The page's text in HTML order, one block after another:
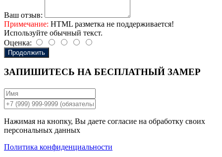
Ваш отзыв:
Примечание: HTML разметка не поддерживается!
Используйте обычный текст.
Оценка:
Продолжить
ЗАПИШИТЕСЬ НА БЕСПЛАТНЫЙ ЗАМЕР
Нажимая на кнопку, Вы даете согласие на обработку своих
персональных данных
Политика конфиденциальности